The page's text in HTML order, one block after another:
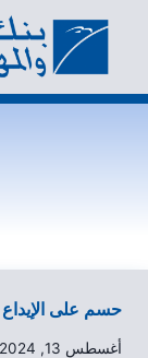
حسم على
أغسطس 13, 2024